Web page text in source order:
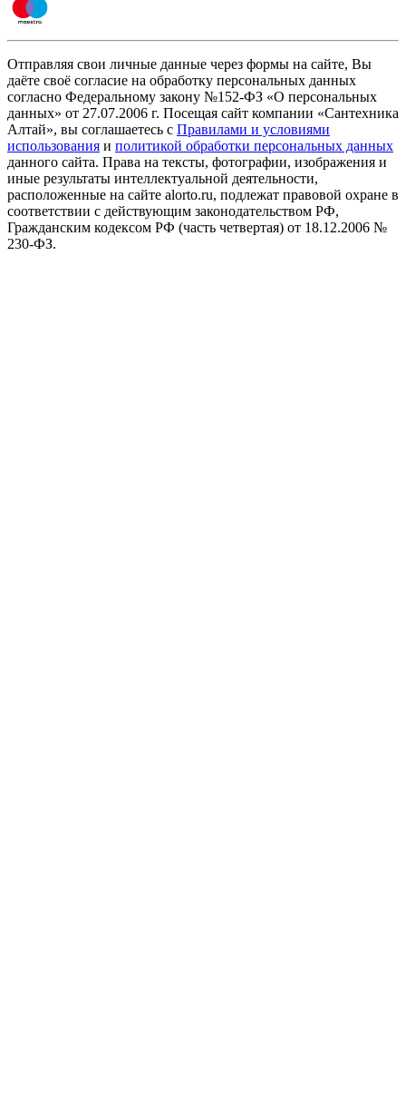
Отправляя свои личные данные через формы на сайте, Вы
даёте своё согласие на обработку персональных данных
согласно Федеральному закону №152-ФЗ «О персональных
данных» от 27.07.2006 г. Посещая сайт компании «Cантехника
Алтай», вы соглашаетесь с Правилами и условиями
использования и политикой обработки персональных данных
данного сайта. Права на тексты, фотографии, изображения и
иные результаты интеллектуальной деятельности,
расположенные на сайте alorto.ru, подлежат правовой охране в
соответствии с действующим законодательством РФ,
Гражданским кодексом РФ (часть четвертая) от 18.12.2006 №
230-ФЗ.